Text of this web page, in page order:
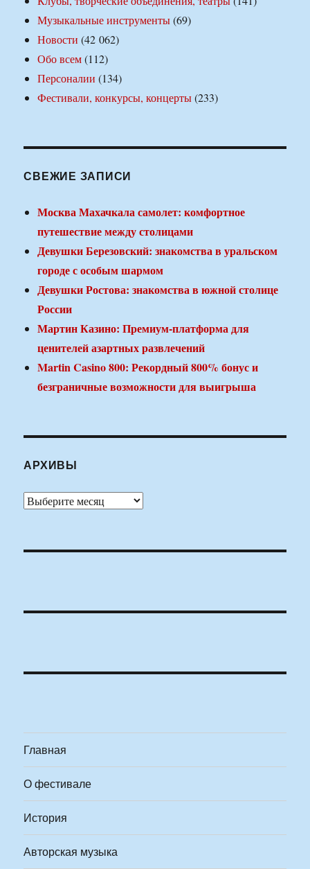
Музыкальные инструменты(69)
Новости (42 062)
Обо всем(112)
Персоналии (134)
Фестивали, конкурсы, концерты(233)
СВЕЖИЕ ЗАПИСИ
Москва Махачкала самолет: комфортное
путешествие между столицами
Девушки Березовский: знакомства в уральском
городе с особым шармом
Девушки Ростова: знакомства в южной столице
России
Мартин Казино: Премиум-платформа для
ценителей азартных развлечений
Martin Casino 800: Рекордный 800% бонус и
безграничные возможности для выигрыша
АРХИВЫ
Архивы
Главная
О фестивале
История
Авторская музыка